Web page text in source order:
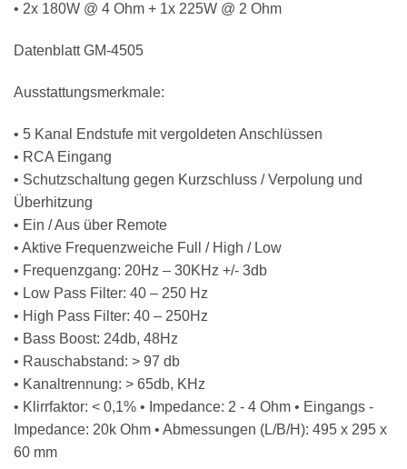
• 2x 180W @ 4 Ohm + 1x 225W @ 2 Ohm
Datenblatt GM-4505
Ausstattungsmerkmale:
• 5 Kanal Endstufe mit vergoldeten Anschlüssen
• RCA Eingang
• Schutzschaltung gegen Kurzschluss / Verpolung und
Überhitzung
• Ein / Aus über Remote
• Aktive Frequenzweiche Full / High / Low
• Frequenzgang: 20Hz – 30KHz +/- 3db
• Low Pass Filter: 40 – 250 Hz
• High Pass Filter: 40 – 250Hz
• Bass Boost: 24db, 48Hz
• Rauschabstand: > 97 db
• Kanaltrennung: > 65db, KHz
• Klirrfaktor: < 0,1% • Impedance: 2 - 4 Ohm • Eingangs -
Impedance: 20k Ohm • Abmessungen (L/B/H): 495 x 295 x
60 mm